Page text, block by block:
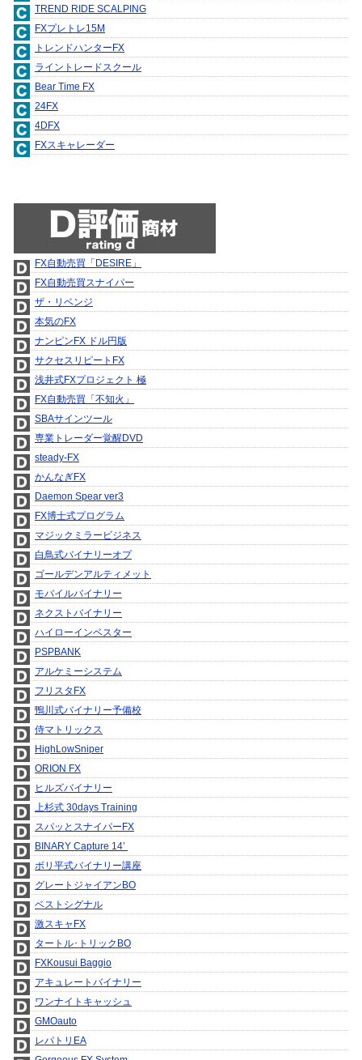
TREND RIDE SCALPING
FXプレトレ15M
トレンドハンターFX
ライントレードスクール
Bear Time FX
24FX
4DFX
FXスキャレーダー
FX自動売買「DESIRE」
FX自動売買スナイパー
ザ・リベンジ
本気のFX
ナンピンFX ドル円版
サクセスリピートFX
浅井式FXプロジェクト 極
FX自動売買「不知火」
SBAサインツール
専業トレーダー覚醒DVD
steady-FX
かんなぎFX
Daemon Spear ver3
FX博士式プログラム
マジックミラービジネス
白鳥式バイナリーオプ
ゴールデンアルティメット
モバイルバイナリー
ネクストバイナリー
ハイローインベスター
PSPBANK
アルケミーシステム
フリスタFX
鴨川式バイナリー予備校
侍マトリックス
HighLowSniper
ORION FX
ヒルズバイナリー
上杉式 30days Training
スパッとスナイパーFX
BINARY Capture 14’
ボリ平式バイナリー講座
グレートジャイアンBO
ベストシグナル
激スキャFX
タートル･トリックBO
FXKousui Baggio
アキュレートバイナリー
ワンナイトキャッシュ
GMOauto
レパトリEA